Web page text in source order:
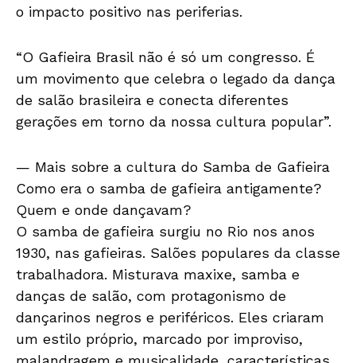
o impacto positivo nas periferias.
“O Gafieira Brasil não é só um congresso. É
um movimento que celebra o legado da dança
de salão brasileira e conecta diferentes
gerações em torno da nossa cultura popular”.
— Mais sobre a cultura do Samba de Gafieira
Como era o samba de gafieira antigamente?
Quem e onde dançavam?
O samba de gafieira surgiu no Rio nos anos
1930, nas gafieiras. Salões populares da classe
trabalhadora. Misturava maxixe, samba e
danças de salão, com protagonismo de
dançarinos negros e periféricos. Eles criaram
um estilo próprio, marcado por improviso,